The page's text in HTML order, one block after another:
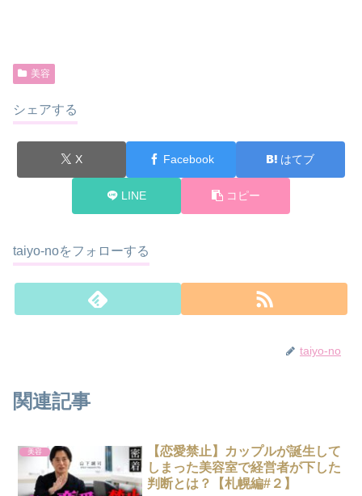
美容
シェアする
X Facebook はてブ
LINE コピー
taiyo-noをフォローする
taiyo-no
関連記事
美容
【恋愛禁止】カップルが誕生して
しまった美容室で経営者が下した
判断とは？【札幌編#２】